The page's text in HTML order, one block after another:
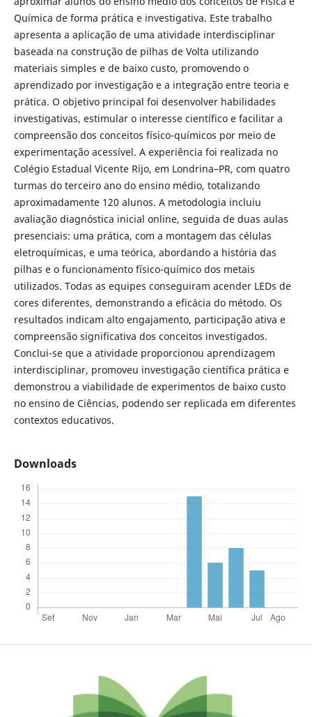
Química de forma prática e investigativa. Este trabalho
apresenta a aplicação de uma atividade interdisciplinar
baseada na construção de pilhas de Volta utilizando
materiais simples e de baixo custo, promovendo o
aprendizado por investigação e a integração entre teoria e
prática. O objetivo principal foi desenvolver habilidades
investigativas, estimular o interesse científico e facilitar a
compreensão dos conceitos físico-químicos por meio de
experimentação acessível. A experiência foi realizada no
Colégio Estadual Vicente Rijo, em Londrina–PR, com quatro
turmas do terceiro ano do ensino médio, totalizando
aproximadamente 120 alunos. A metodologia incluiu
avaliação diagnóstica inicial online, seguida de duas aulas
presenciais: uma prática, com a montagem das células
eletroquímicas, e uma teórica, abordando a história das
pilhas e o funcionamento físico-químico dos metais
utilizados. Todas as equipes conseguiram acender LEDs de
cores diferentes, demonstrando a eficácia do método. Os
resultados indicam alto engajamento, participação ativa e
compreensão significativa dos conceitos investigados.
Conclui-se que a atividade proporcionou aprendizagem
interdisciplinar, promoveu investigação científica prática e
demonstrou a viabilidade de experimentos de baixo custo
no ensino de Ciências, podendo ser replicada em diferentes
contextos educativos.
Downloads